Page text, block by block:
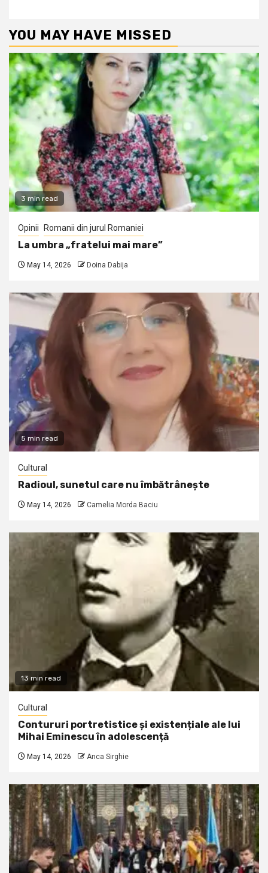
YOU MAY HAVE MISSED
3 min read
Opinii Romanii din jurul Romaniei
La umbra „fratelui mai mare”
May 14, 2026 Doina Dabija
5 min read
Cultural
Radioul, sunetul care nu îmbătrânește
May 14, 2026 Camelia Morda Baciu
13 min read
Cultural
Contururi portretistice și existențiale ale lui
Mihai Eminescu în adolescență
May 14, 2026 Anca Sirghie